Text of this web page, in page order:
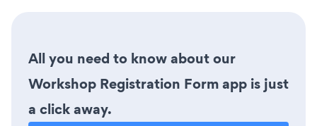
All you need to know about our
Workshop Registration Form app is just
a click away.